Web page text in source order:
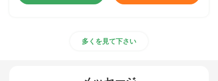
多くを見て下さい